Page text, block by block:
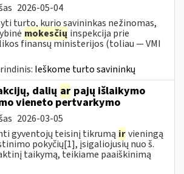
2026-05-04
turto, kurio savininkas nežinomas,
mokesčių inspekcija prie
finansų ministerijos (toliau — VMI
Ieškome turto savininkų
dalių ar pajų išlaikymo
vieneto pertvarkymo
2026-03-05
gyventojų teisinį tikrumą irvieningą
pokyčių[1], įsigaliojusių nuo š.
taikymą, teikiame paaiškinimą